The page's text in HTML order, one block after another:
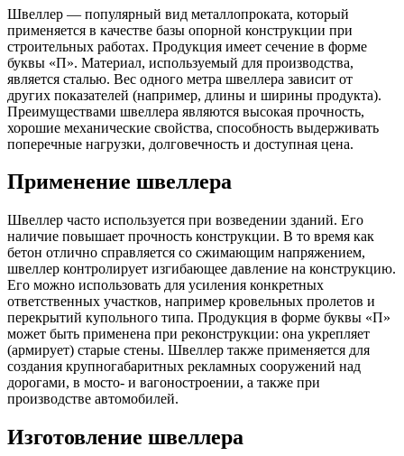
Швеллер — популярный вид металлопроката, который
применяется в качестве базы опорной конструкции при
строительных работах. Продукция имеет сечение в форме
буквы «П». Материал, используемый для производства,
является сталью. Вес одного метра швеллера зависит от
других показателей (например, длины и ширины продукта).
Преимуществами швеллера являются высокая прочность,
хорошие механические свойства, способность выдерживать
поперечные нагрузки, долговечность и доступная цена.
Применение швеллера
Швеллер часто используется при возведении зданий. Его
наличие повышает прочность конструкции. В то время как
бетон отлично справляется со сжимающим напряжением,
швеллер контролирует изгибающее давление на конструкцию.
Его можно использовать для усиления конкретных
ответственных участков, например кровельных пролетов и
перекрытий купольного типа. Продукция в форме буквы «П»
может быть применена при реконструкции: она укрепляет
(армирует) старые стены. Швеллер также применяется для
создания крупногабаритных рекламных сооружений над
дорогами, в мосто- и вагоностроении, а также при
производстве автомобилей.
Изготовление швеллера